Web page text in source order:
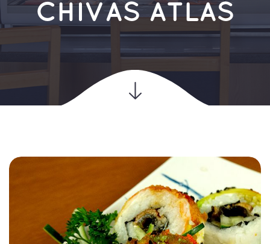
CHIVAS ATLAS